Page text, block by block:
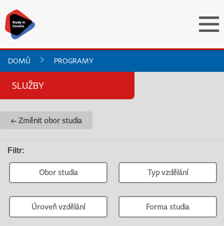
DOMŮ PROGRAMY
SLUŽBY
← Změnit obor studia
Filtr:
Obor studia Typ vzdělání
Úroveň vzdělání Forma studia